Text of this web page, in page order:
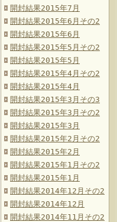
開封結果2015年7月
開封結果2015年6月その2
開封結果2015年6月
開封結果2015年5月その2
開封結果2015年5月
開封結果2015年4月その2
開封結果2015年4月
開封結果2015年3月その3
開封結果2015年3月その2
開封結果2015年3月
開封結果2015年2月その2
開封結果2015年2月
開封結果2015年1月その2
開封結果2015年1月
開封結果2014年12月その2
開封結果2014年12月
開封結果2014年11月その2